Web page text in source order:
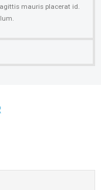
mauris placerat id.